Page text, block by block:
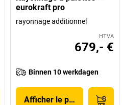
eurokraft pro
rayonnage additionnel
HTVA
679,- €
Binnen 10 werkdagen
Afficher le produit